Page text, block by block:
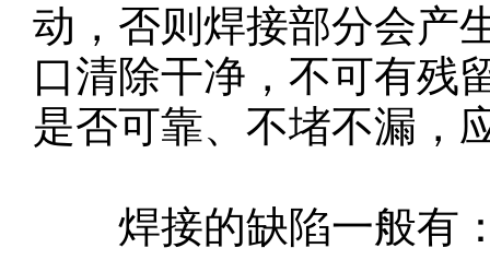
动，否则焊接部分会产
口清除干净，不可有残
是否可靠、不堵不漏，
焊接的缺陷一般有